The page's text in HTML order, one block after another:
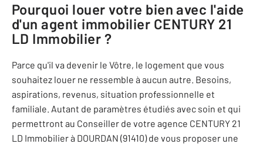
Pourquoi louer votre bien avec l'aide
d'un agent immobilier CENTURY 21
LD Immobilier ?
Parce qu'il va devenir le Vôtre, le logement que vous
souhaitez louer ne ressemble à aucun autre. Besoins,
aspirations, revenus, situation professionnelle et
familiale. Autant de paramètres étudiés avec soin et qui
permettront au Conseiller de votre agence CENTURY 21
LD Immobilier à DOURDAN (91410) de vous proposer une